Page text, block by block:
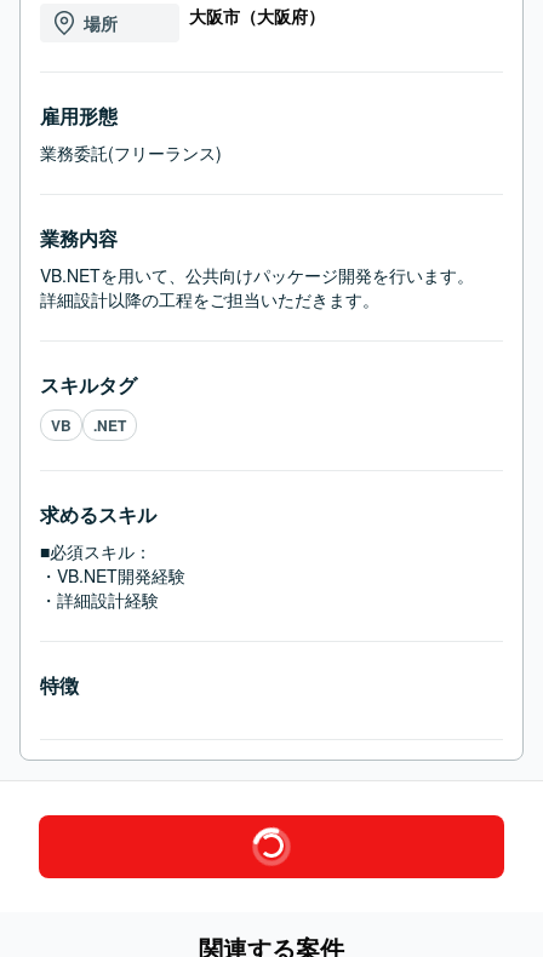
場所 大阪市（大阪府）
雇用形態
業務委託(フリーランス)
業務内容
VB.NETを用いて、公共向けパッケージ開発を行います。
詳細設計以降の工程をご担当いただきます。
スキルタグ
VB .NET
求めるスキル
■必須スキル：
・VB.NET開発経験
・詳細設計経験
特徴
関連する案件